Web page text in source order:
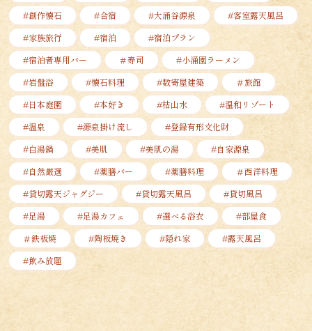
#創作懐石
#合宿 #大涌谷源泉
#客室露天風呂
#家族旅行
#宿泊
#宿泊プラン
#宿泊者専用バー
＃寿司
#小涌園ラーメン
#岩盤浴
#懐石料理 #数寄屋建築
＃旅館
#日本庭園
#本好き #枯山水
#温和リゾート
#温泉
#源泉掛け流し
#登録有形文化財
#白湯鍋
#美肌 #美肌の湯
#自家源泉
#自然厳選
#薬膳バー #薬膳料理
＃西洋料理
#貸切露天ジャグジー
#貸切露天風呂
#貸切風呂
#足湯
#足湯カフェ #選べる浴衣
#部屋食
＃鉄板焼
#陶板焼き #隠れ家
#露天風呂
#飲み放題